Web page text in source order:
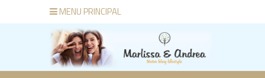
MENU PRINCIPAL